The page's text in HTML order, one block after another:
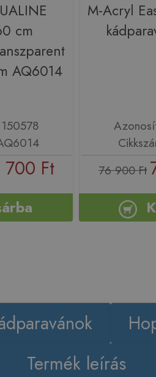
cm
AQ6014
Ft
M-Acryl
76 900 Ft
Termék leírás